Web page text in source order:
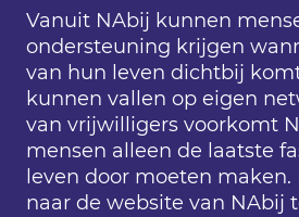
Vanuit NAbij kunnen
ondersteuning krijgen
van hun leven dichtbij
kunnen vallen op eigen
van vrijwilligers voorkomt
mensen alleen de laatste
leven door moeten maken.
naar de website van NAbij